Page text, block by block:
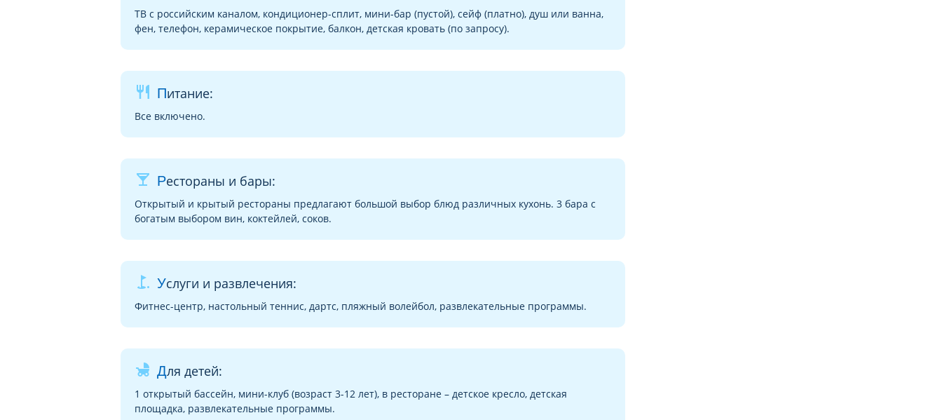
ТВ с российским каналом, кондиционер-сплит, мини-бар (пустой), сейф (платно), душ или ванна,
фен, телефон, керамическое покрытие, балкон, детская кровать (по запросу).
restaurant Питание:
Все включено.
local_bar Рестораны и бары:
Открытый и крытый рестораны предлагают большой выбор блюд различных кухонь. 3 бара с
богатым выбором вин, коктейлей, соков.
golf_course Услуги и развлечения:
Фитнес-центр, настольный теннис, дартс, пляжный волейбол, развлекательные программы.
child_friendly Для детей:
1 открытый бассейн, мини-клуб (возраст 3-12 лет), в ресторане – детское кресло, детская
площадка, развлекательные программы.